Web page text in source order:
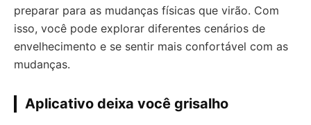
preparar para as mudanças físicas que virão. Com
isso, você pode explorar diferentes cenários de
envelhecimento e se sentir mais confortável com as
mudanças.
Aplicativo deixa você grisalho